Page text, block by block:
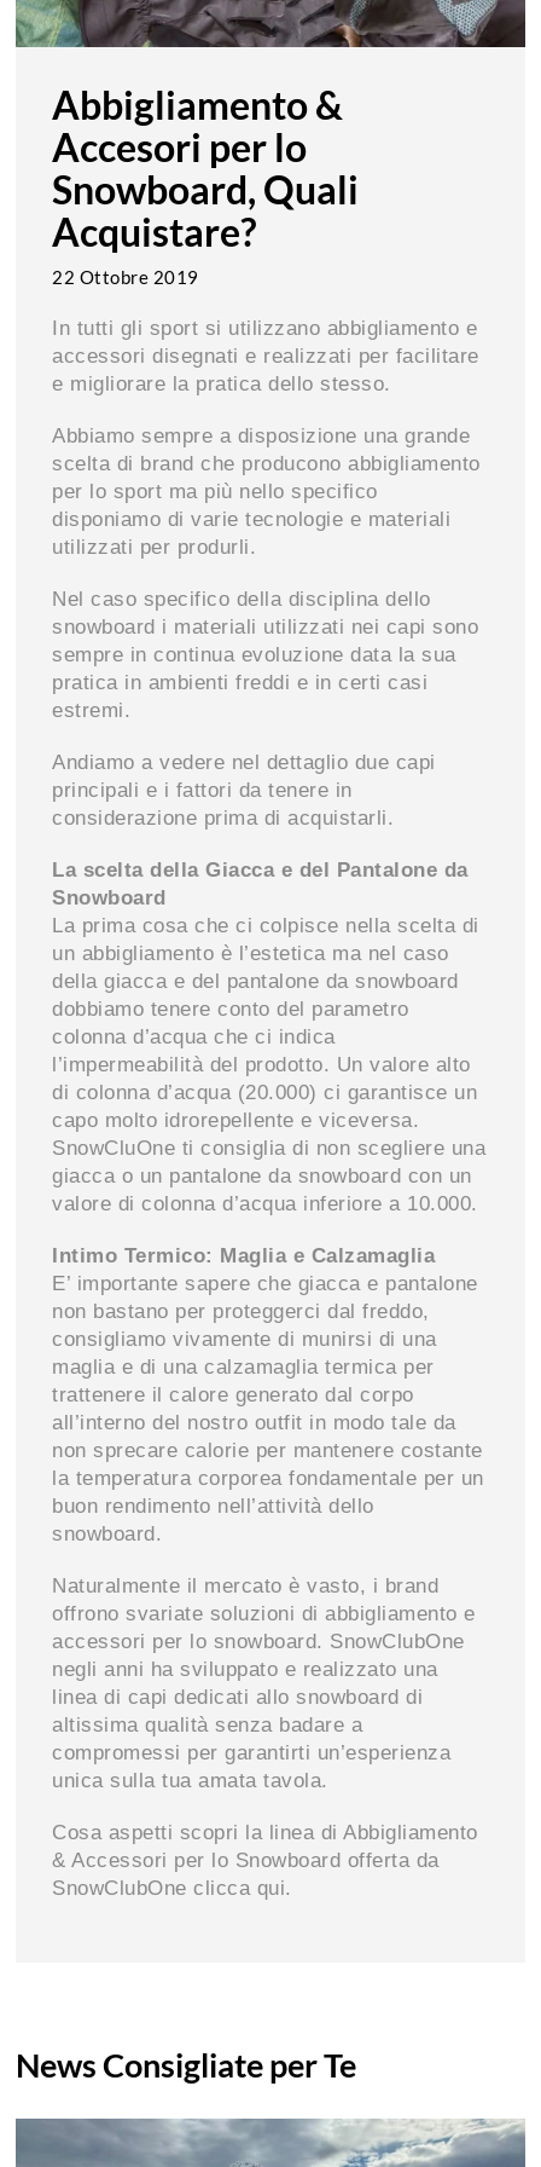
Abbigliamento &
Accesori per lo
Snowboard, Quali
Acquistare?
22 Ottobre 2019
In tutti gli sport si utilizzano abbigliamento e
accessori disegnati e realizzati per facilitare
e migliorare la pratica dello stesso.
Abbiamo sempre a disposizione una grande
scelta di brand che producono abbigliamento
per lo sport ma più nello specifico
disponiamo di varie tecnologie e materiali
utilizzati per produrli.
Nel caso specifico della disciplina dello
snowboard i materiali utilizzati nei capi sono
sempre in continua evoluzione data la sua
pratica in ambienti freddi e in certi casi
estremi.
Andiamo a vedere nel dettaglio due capi
principali e i fattori da tenere in
considerazione prima di acquistarli.
La scelta della Giacca e del Pantalone da
Snowboard
La prima cosa che ci colpisce nella scelta di
un abbigliamento è l’estetica ma nel caso
della giacca e del pantalone da snowboard
dobbiamo tenere conto del parametro
colonna d’acqua che ci indica
l’impermeabilità del prodotto. Un valore alto
di colonna d’acqua (20.000) ci garantisce un
capo molto idrorepellente e viceversa.
SnowCluOne ti consiglia di non scegliere una
giacca o un pantalone da snowboard con un
valore di colonna d’acqua inferiore a 10.000.
Intimo Termico: Maglia e Calzamaglia
E’ importante sapere che giacca e pantalone
non bastano per proteggerci dal freddo,
consigliamo vivamente di munirsi di una
maglia e di una calzamaglia termica per
trattenere il calore generato dal corpo
all’interno del nostro outfit in modo tale da
non sprecare calorie per mantenere costante
la temperatura corporea fondamentale per un
buon rendimento nell’attività dello
snowboard.
Naturalmente il mercato è vasto, i brand
offrono svariate soluzioni di abbigliamento e
accessori per lo snowboard. SnowClubOne
negli anni ha sviluppato e realizzato una
linea di capi dedicati allo snowboard di
altissima qualità senza badare a
compromessi per garantirti un’esperienza
unica sulla tua amata tavola.
Cosa aspetti scopri la linea di Abbigliamento
& Accessori per lo Snowboard offerta da
SnowClubOne clicca qui.
News Consigliate per Te